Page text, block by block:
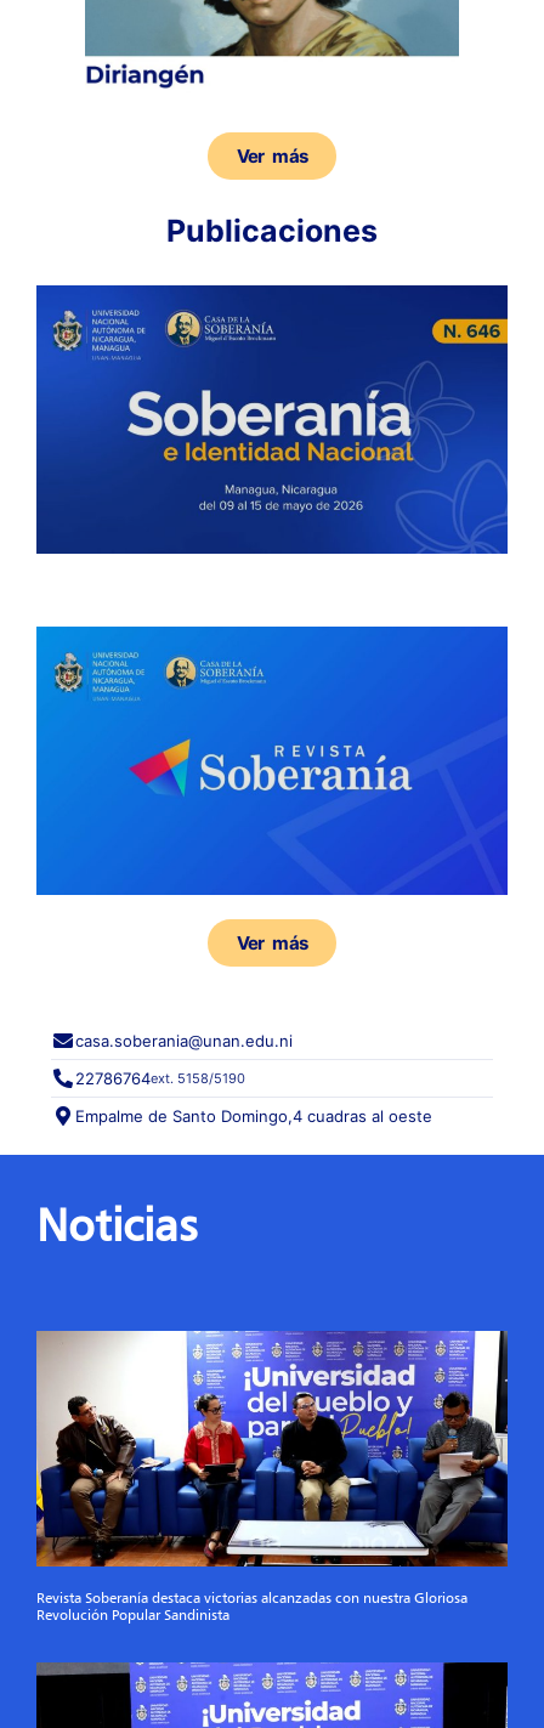
Ver más
Publicaciones
Ver más
casa.soberania@unan.edu.ni
22786764ext. 5158/5190
Empalme de Santo Domingo,4 cuadras al oeste
Noticias
Revista Soberanía destaca victorias alcanzadas con nuestra Gloriosa
Revolución Popular Sandinista